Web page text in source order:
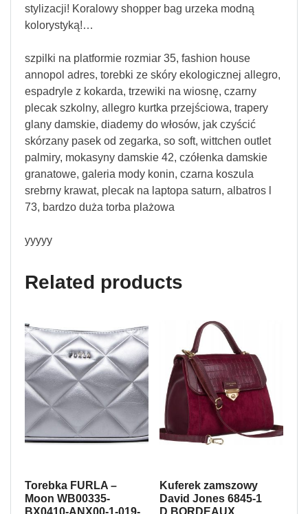
stylizacji! Koralowy shopper bag urzeka modną
kolorystyką!…
szpilki na platformie rozmiar 35, fashion house
annopol adres, torebki ze skóry ekologicznej allegro,
espadryle z kokarda, trzewiki na wiosnę, czarny
plecak szkolny, allegro kurtka przejściowa, trapery
glany damskie, diademy do włosów, jak czyścić
skórzany pasek od zegarka, so soft, wittchen outlet
palmiry, mokasyny damskie 42, czółenka damskie
granatowe, galeria mody konin, czarna koszula
srebrny krawat, plecak na laptopa saturn, albatros l
73, bardzo duża torba plażowa
yyyyy
Related products
Torebka FURLA –
Moon WB00335-
BX0410-ANX00-1-019-
Kuferek zamszowy
David Jones 6845-1
D.BORDEAUX